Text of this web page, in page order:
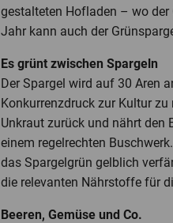
gestalteten Hofladen – wo
Jahr kann auch der
Es grünt zwischen Spargeln
Der Spargel wird auf 30 Aren
Konkurrenzdruck zur Kultur
Unkraut zurück und nährt den
einem regelrechten
das Spargelgrün gelblich
die relevanten Nährstoffe für
Beeren, Gemüse und Co.